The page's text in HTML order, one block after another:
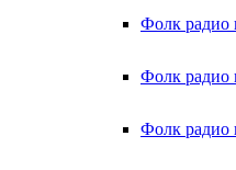
Фолк радио
Фолк радио
Фолк